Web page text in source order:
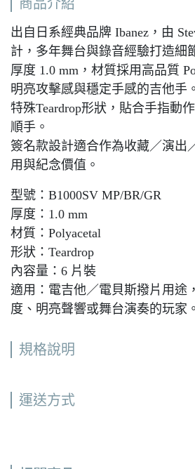
商品介紹
出自日系經典品牌 Ibanez，由
計，多年舞台與錄音經驗打造細
厚度 1.0 mm，材質採用高品質
明亮攻擊感與穩定手感的吉他手
特殊Teardrop形狀，貼合手指動
順手。
簽名款設計適合作為收藏／演出
用與紀念價值。
型號：B1000SV MP/BR/GR
厚度：1.0 mm
材質：Polyacetal
形狀：Teardrop
內容量：6 片裝
適用：電吉他／電貝斯撥片用途
度、明亮聲響或舞台演奏的玩家。
規格說明
運送方式